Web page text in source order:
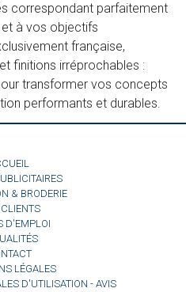
correspondant parfaitement
à vos objectifs
française,
finitions irréprochables :
transformer vos concepts
performants et durables.
& BRODERIE
D'EMPLOI
LÉGALES
D'UTILISATION - AVIS